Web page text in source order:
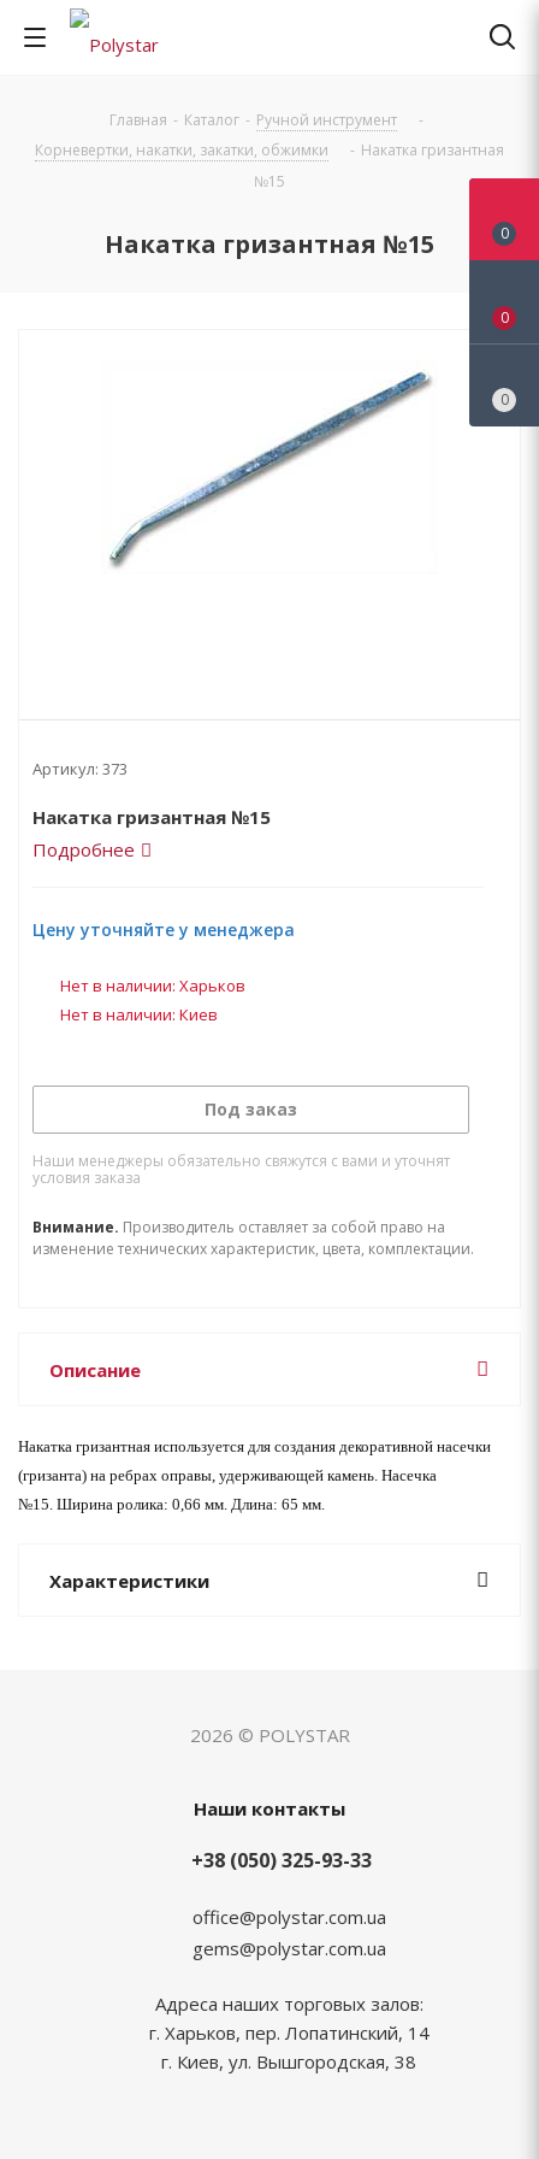
Главная - Каталог - Ручной инструмент
-
Корневертки, накатки, закатки, обжимки
- Накатка гризантная
№15
Накатка гризантная №15
Артикул: 373
Накатка гризантная №15
Подробнее
Цену уточняйте у менеджера
Нет в наличии: Харьков
Нет в наличии: Киев
Под заказ
Наши менеджеры обязательно свяжутся с вами и уточнят
условия заказа
Внимание. Производитель оставляет за собой право на
изменение технических характеристик, цвета, комплектации.
Описание
Накатка гризантная используется для создания декоративной насечки
(гризанта) на ребрах оправы, удерживающей камень. Насечка
№15. Ширина ролика: 0,66 мм. Длина: 65 мм.
Характеристики
2026 © POLYSTAR
Наши контакты
+38 (050) 325-93-33
office@polystar.com.ua
gems@polystar.com.ua
Адреса наших торговых залов:
г. Харьков, пер. Лопатинский, 14
г. Киев, ул. Вышгородская, 38
0
0
0